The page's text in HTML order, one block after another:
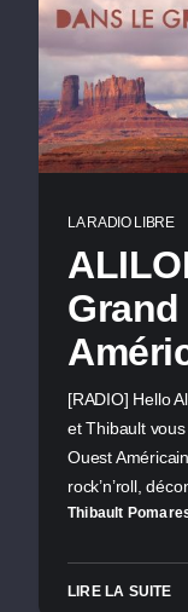
LA RADIO LIBRE
[RADIO] Hello
et Thibault
Ouest
rock’n’roll,
Thibault
LIRE LA SUITE